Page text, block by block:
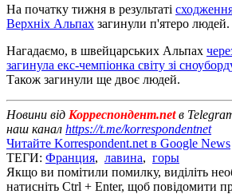
На початку тижня в результаті
Верхніх Альпах загинули п'ятеро людей.
Нагадаємо, в швейцарських Альпах
загинула екс-чемпіонка світу зі
Також загинули ще двоє людей.
Новини від Корреспондент.netв
наш канал https://t.me/korrespondentnet
Читайте Korrespondent.net в Google News
ТЕГИ: Франция, лавина, горы
Якщо ви помітили помилку, виділіть
натисніть Ctrl + Enter, щоб повідомити